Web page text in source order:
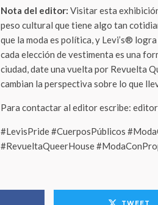
Nota del editor: Visitar esta
peso cultural que tiene algo tan
que la moda es política, y Levi’s®
cada elección de vestimenta es una
ciudad, date una vuelta por Revuelta
cambian la perspectiva sobre lo que
Para contactar al editor escribe:
#LevisPride #CuerposPúblicos
#RevueltaQueerHouse
TWEET